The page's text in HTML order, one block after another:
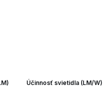
Účinnosť svietidla (LM/W)